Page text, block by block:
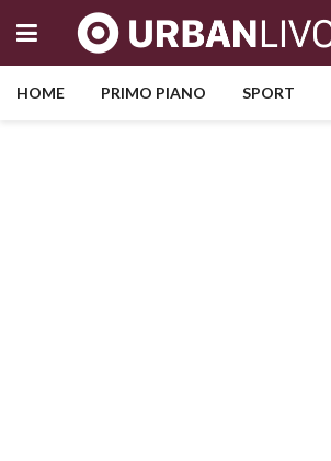
HOME PRIMO PIANO SPORT